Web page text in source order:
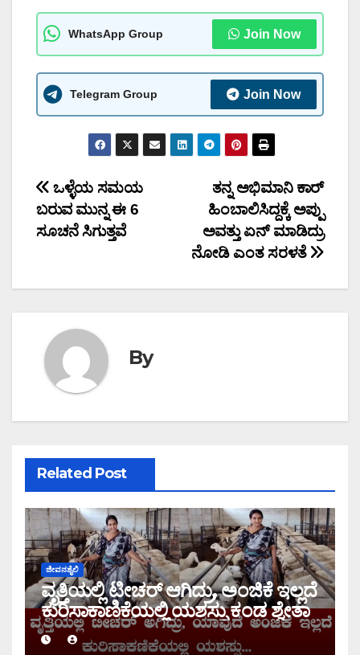
WhatsApp Group Join Now
Telegram Group Join Now
Post
navigation
ತನ್ನ ಅಭಿಮಾನಿ ಕಾರ್
ಹಿಂಬಾಲಿಸಿದ್ದಕ್ಕೆ ಅಪ್ಪು
ಅವತ್ತು ಏನ್ ಮಾಡಿದ್ರು
ನೋಡಿ ಎಂತ ಸರಳತೆ
ಒಳ್ಳೆಯ ಸಮಯ
ಬರುವ ಮುನ್ನ ಈ 6
ಸೂಚನೆ ಸಿಗುತ್ತವೆ
By
Related Post
ಜೀವನಶೈಲಿ
ವೃತ್ತಿಯಲ್ಲಿ ಟೀಚರ್ ಆಗಿದ್ರು, ಅಂಜಿಕೆ ಇಲ್ಲದೆ
ಕುರಿಸಾಕಾಣಿಕೆಯಲ್ಲಿ ಯಶಸ್ಸು ಕಂಡ ಶ್ವೇತಾ